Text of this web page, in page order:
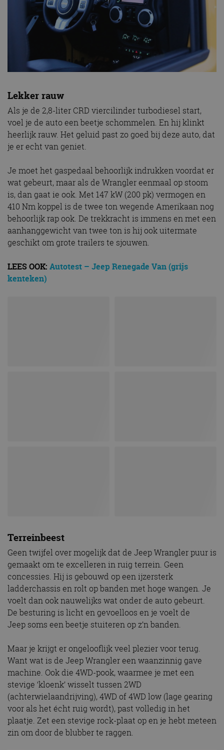
Lekker rauw
Als je de 2,8-liter CRD viercilinder turbodiesel start,
voel je de auto een beetje schommelen. En hij klinkt
heerlijk rauw. Het geluid past zo goed bij deze auto, dat
je er echt van geniet.
Je moet het gaspedaal behoorlijk indrukken voordat er
wat gebeurt, maar als de Wrangler eenmaal op stoom
is, dan gaat ie ook. Met 147 kW (200 pk) vermogen en
410 Nm koppel is de twee ton wegende Amerikaan nog
behoorlijk rap ook. De trekkracht is immens en met een
aanhanggewicht van twee ton is hij ook uitermate
geschikt om grote trailers te sjouwen.
LEES OOK: Autotest – Jeep Renegade Van (grijs
kenteken)
Terreinbeest
Geen twijfel over mogelijk dat de Jeep Wrangler puur is
gemaakt om te excelleren in ruig terrein. Geen
concessies. Hij is gebouwd op een ijzersterk
ladderchassis en rolt op banden met hoge wangen. Je
voelt dan ook nauwelijks wat onder de auto gebeurt.
De besturing is licht en gevoelloos en je voelt de
Jeep soms een beetje stuiteren op z’n banden.
Maar je krijgt er ongelooflijk veel plezier voor terug.
Want wat is de Jeep Wrangler een waanzinnig gave
machine. Ook die 4WD-pook, waarmee je met een
stevige ‘kloenk’ wisselt tussen 2WD
(achterwielaandrijving), 4WD of 4WD low (lage gearing
voor als het écht ruig wordt), past volledig in het
plaatje. Zet een stevige rock-plaat op en je hebt meteen
zin om door de blubber te raggen.